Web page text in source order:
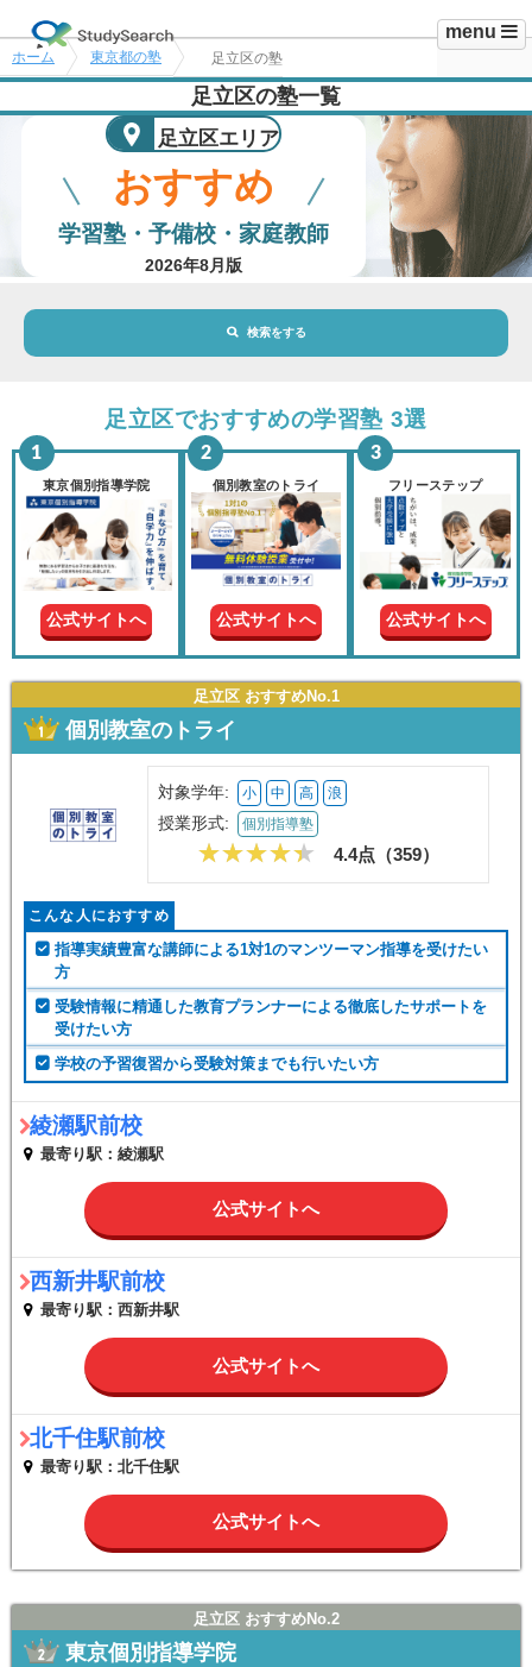
menu
ホーム 東京都の塾 足立区の塾
足立区の塾一覧
足立区エリア
おすすめ
学習塾・予備校・家庭教師
2026年8月版
検索をする
地域・駅 足立区エリア
選択されていません
市区町村 選択されていません 変更
現在の
学年
授業形
式
この条件で絞り込む
足立区でおすすめの学習塾 3選
東京個別指導学院
公式サイトへ
個別教室のトライ
公式サイトへ
フリーステップ
公式サイトへ
足立区 おすすめNo.1
個別教室のトライ
対象学年: 小 中 高 浪
授業形式: 個別指導塾
4.4点（359）
こんな人におすすめ
指導実績豊富な講師による1対1のマンツーマン指導を受けたい
方
受験情報に精通した教育プランナーによる徹底したサポートを
受けたい方
学校の予習復習から受験対策までも行いたい方
綾瀬駅前校
最寄り駅：綾瀬駅
公式サイトへ
西新井駅前校
最寄り駅：西新井駅
公式サイトへ
北千住駅前校
最寄り駅：北千住駅
公式サイトへ
足立区 おすすめNo.2
東京個別指導学院